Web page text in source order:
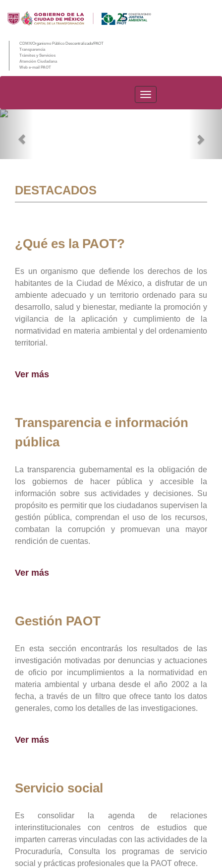
CDMX/Organismo Público Descentralizado/PAOT
Transparencia
Trámites y Servicios
Atención Ciudadana
Web e-mail PAOT
PAOT
DESTACADOS
¿Qué es la PAOT?
Es un organismo que defiende los derechos de los
habitantes de la Ciudad de México, a disfrutar de un
ambiente adecuado y un territorio ordenado para su
desarrollo, salud y bienestar, mediante la promoción y
vigilancia de la aplicación y cumplimiento de la
normatividad en materia ambiental y del ordenamiento
territorial.
Ver más
Transparencia e información
pública
La transparencia gubernamental es la obligación de
los gobiernos de hacer pública y accesible la
información sobre sus actividades y decisiones. Su
propósito es permitir que los ciudadanos supervisen la
gestión pública, comprendan el uso de los recursos,
combatan la corrupción y promuevan una mayor
rendición de cuentas.
Ver más
Gestión PAOT
En esta sección encontrarás los resultados de las
investigación motivadas por denuncias y actuaciones
de oficio por incumplimientos a la normatividad en
materia ambiental y urbana desde el año 2002 a la
fecha, a través de un filtro que ofrece tanto los datos
generales, como los detalles de las investigaciones.
Ver más
Servicio social
Es consolidar la agenda de relaciones
interinstitucionales con centros de estudios que
imparten carreras vinculadas con las actividades de la
Procuraduría, Consulta los programas de servicio
social y prácticas profesionales que la PAOT ofrece.